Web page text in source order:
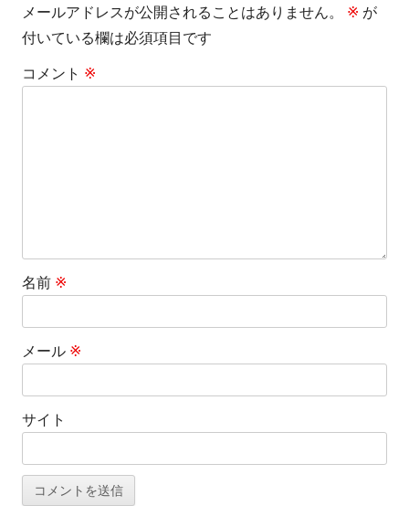
ゲ
ー
メールアドレスが公開されることはありません。 ※ が
付いている欄は必須項目です
コメント ※
名前 ※
メール ※
サイト